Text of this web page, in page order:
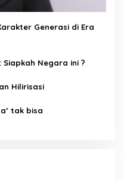
Generasi di Era
Negara ini ?
Hilirisasi
tak bisa